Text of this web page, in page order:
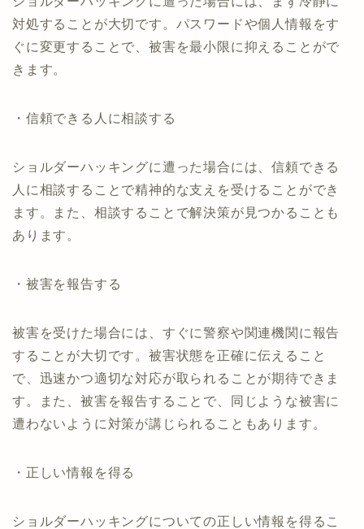
対処することが大切です。パスワードや個人情報をす
ぐに変更することで、被害を最小限に抑えることがで
きます。
・信頼できる人に相談する
ショルダーハッキングに遭った場合には、信頼できる
人に相談することで精神的な支えを受けることができ
ます。また、相談することで解決策が見つかることも
あります。
・被害を報告する
被害を受けた場合には、すぐに警察や関連機関に報告
することが大切です。被害状態を正確に伝えること
で、迅速かつ適切な対応が取られることが期待できま
す。また、被害を報告することで、同じような被害に
遭わないように対策が講じられることもあります。
・正しい情報を得る
ショルダーハッキングについての正しい情報を得るこ